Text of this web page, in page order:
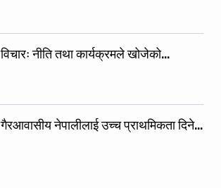
विचारः नीति तथा कार्यक्रमले खोजेको…
गैरआवासीय नेपालीलाई उच्च प्राथमिकता दिने…